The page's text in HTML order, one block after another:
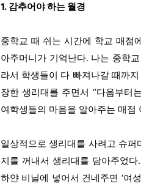
1. 감추어야 하는 월경
중학교 때 쉬는 시간에 학교 매점
아주머니가 기억난다. 나는 중학
라서 학생들이 다 빠져나갈 때까
장한 생리대를 주면서 “다음부터
여학생들의 마음을 알아주는 매점
일상적으로 생리대를 사려고 슈
지를 꺼내서 생리대를 담아주었
하얀 비닐에 넣어서 건네주면 ‘여